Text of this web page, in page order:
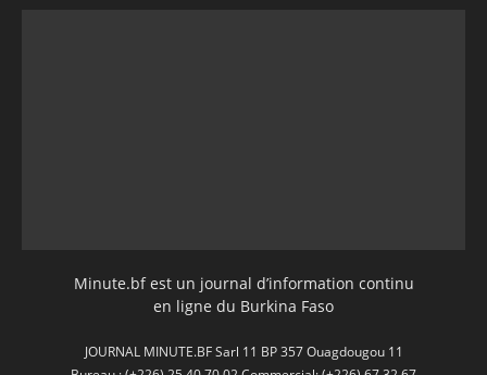
Minute.bf est un journal d’information continu
en ligne du Burkina Faso
JOURNAL MINUTE.BF Sarl 11 BP 357 Ouagdougou 11